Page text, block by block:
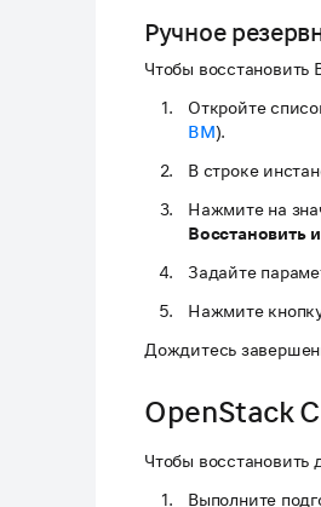
Ручное
Чтобы
Откройте
ВМ).
В строке
Нажмите на
Восстановить
Задайте
Нажмите
Дождитесь
OpenStack
Чтобы
Выполните